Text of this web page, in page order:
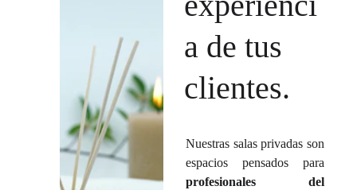
a de tus
clientes.
Nuestras salas privadas son
espacios pensados para
profesionales del